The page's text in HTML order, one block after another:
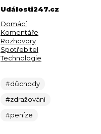
Události247.cz
Domácí
Komentáře
Rozhovory
Spotřebitel
Technologie
#důchody
#zdražování
#peníze